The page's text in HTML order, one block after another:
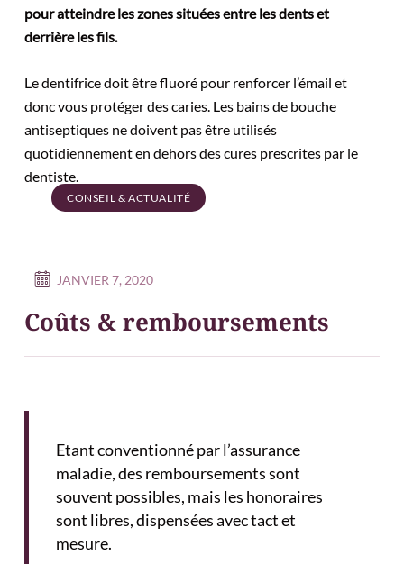
pour atteindre les zones situées entre les dents et
derrière les fils.
Le dentifrice doit être fluoré pour renforcer l’émail et
donc vous protéger des caries. Les bains de bouche
antiseptiques ne doivent pas être utilisés
quotidiennement en dehors des cures prescrites par le
dentiste.
CONSEIL & ACTUALITÉ
JANVIER 7, 2020
Coûts & remboursements
Etant conventionné par l’assurance
maladie, des remboursements sont
souvent possibles, mais les honoraires
sont libres, dispensées avec tact et
mesure.